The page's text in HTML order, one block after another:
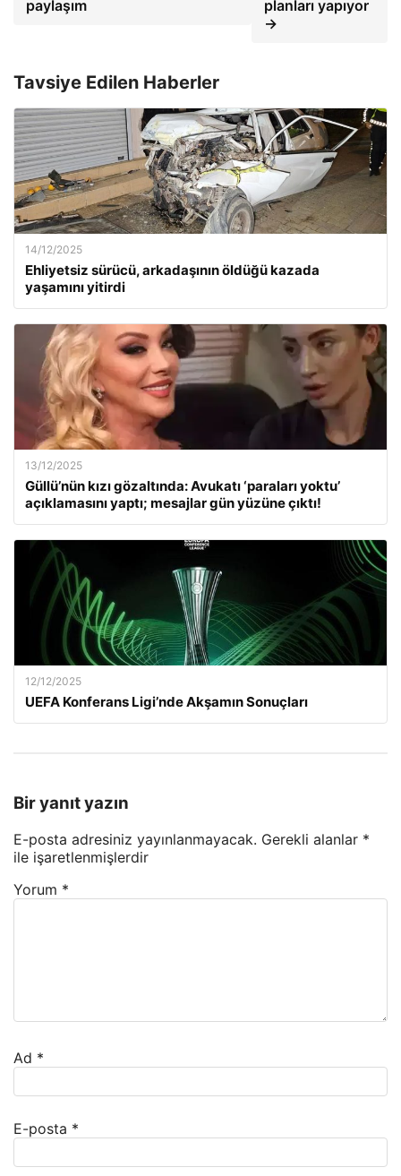
paylaşım
planları yapıyor
→
Tavsiye Edilen Haberler
14/12/2025
Ehliyetsiz sürücü, arkadaşının öldüğü kazada
yaşamını yitirdi
13/12/2025
Güllü’nün kızı gözaltında: Avukatı ‘paraları yoktu’
açıklamasını yaptı; mesajlar gün yüzüne çıktı!
12/12/2025
UEFA Konferans Ligi’nde Akşamın Sonuçları
Bir yanıt yazın
E-posta adresiniz yayınlanmayacak. Gerekli alanlar *
ile işaretlenmişlerdir
Yorum *
Ad *
E-posta *